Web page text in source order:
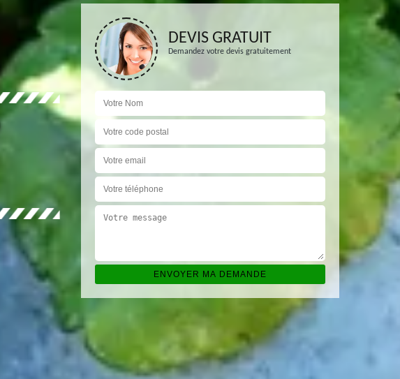
DEVIS GRATUIT
Demandez votre devis gratuitement